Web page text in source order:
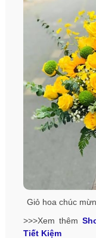
Giỏ hoa chúc
>>>Xem thêm
Tiết Kiệm